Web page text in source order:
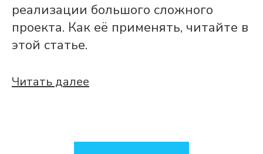
реализации большого сложного
проекта. Как её применять, читайте в
этой статье.
Читать далее